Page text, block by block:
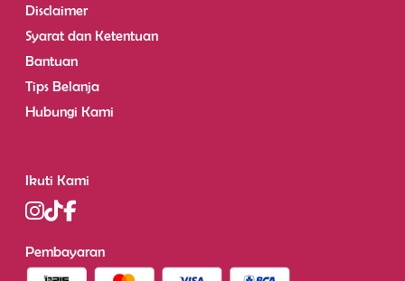
Disclaimer
Syarat dan Ketentuan
Bantuan
Tips Belanja
Hubungi Kami
Ikuti Kami
Pembayaran